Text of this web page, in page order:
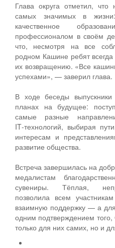
Глава округа отметил,
самых значимых в
качественное
профессионалом в своём
что, несмотря на все
родном Кашине ребят
их возвращению. «Все
успехами», — заверил глава.
В ходе беседы
планах на будущее:
самые разные
IT‑технологий, выбирая
интересам и
развитие общества.
Встреча завершилась на
медалистам
сувениры. Тёплая,
позволила всем
взаимную поддержку — а
одним подтверждением
только для них самих, но и